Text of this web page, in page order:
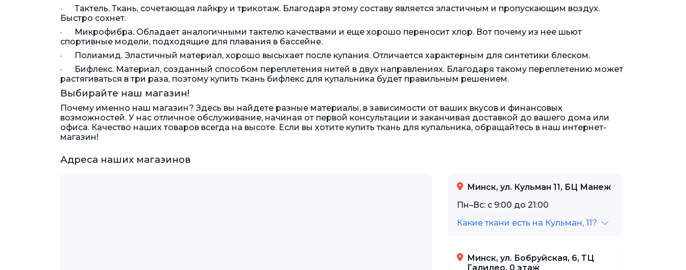
· Тактель. Ткань, сочетающая лайкру и трикотаж. Благодаря этому составу является эластичным и пропускающим воздух.
Быстро сохнет.
· Микрофибра. Обладает аналогичными тактелю качествами и еще хорошо переносит хлор. Вот почему из нее шьют
спортивные модели, подходящие для плавания в бассейне.
· Полиамид. Эластичный материал, хорошо высыхает после купания. Отличается характерным для синтетики блеском.
· Бифлекс. Материал, созданный способом переплетения нитей в двух направлениях. Благодаря такому переплетению может
растягиваться в три раза, поэтому купить ткань бифлекс для купальника будет правильным решением.
Выбирайте наш магазин!
Почему именно наш магазин? Здесь вы найдете разные материалы, в зависимости от ваших вкусов и финансовых
возможностей. У нас отличное обслуживание, начиная от первой консультации и заканчивая доставкой до вашего дома или
офиса. Качество наших товаров всегда на высоте. Если вы хотите купить ткань для купальника, обращайтесь в наш интернет-
магазин!
Адреса наших магазинов
Минск, ул. Кульман 11, БЦ Манеж
Пн–Вс: с 9:00 до 21:00
Какие ткани есть на Кульман, 11?
Минск, ул. Бобруйская, 6, ТЦ
Галилео, 0 этаж